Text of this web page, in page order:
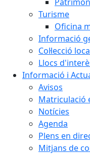
Turisme
Oficina
Informació
Col·lecció
Llocs
Informació i
Avisos
Matriculació
Notícies
Agenda
Plens en
Mitjans de